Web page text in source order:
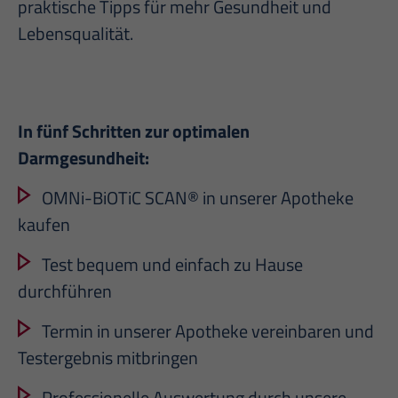
praktische Tipps für mehr Gesundheit und
Lebensqualität.
In fünf Schritten zur optimalen
Darmgesundheit:
OMNi-BiOTiC SCAN® in unserer Apotheke
kaufen
Test bequem und einfach zu Hause
durchführen
Termin in unserer Apotheke vereinbaren und
Testergebnis mitbringen